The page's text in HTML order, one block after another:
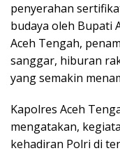
penyerahan
budaya oleh Bupati
Aceh Tengah,
sanggar, hiburan
yang semakin
Kapolres Aceh
mengatakan,
kehadiran Polri di